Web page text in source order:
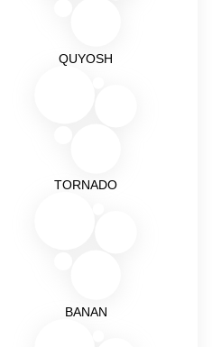
QUYOSH
TORNADO
BANAN